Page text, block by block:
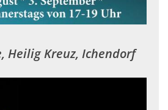
Heilig Kreuz, Ichendorf